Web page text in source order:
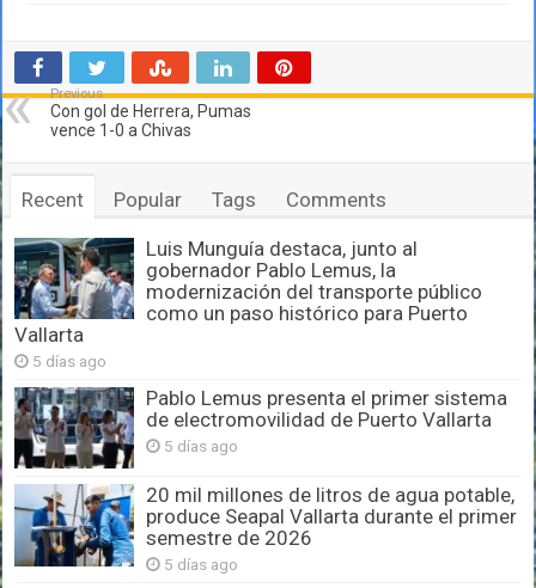
Previous
Con gol de Herrera, Pumas
vence 1-0 a Chivas
Recent Popular Tags Comments
Luis Munguía destaca, junto al
gobernador Pablo Lemus, la
modernización del transporte público
como un paso histórico para Puerto
Vallarta
5 días ago
Pablo Lemus presenta el primer sistema
de electromovilidad de Puerto Vallarta
5 días ago
20 mil millones de litros de agua potable,
produce Seapal Vallarta durante el primer
semestre de 2026
5 días ago